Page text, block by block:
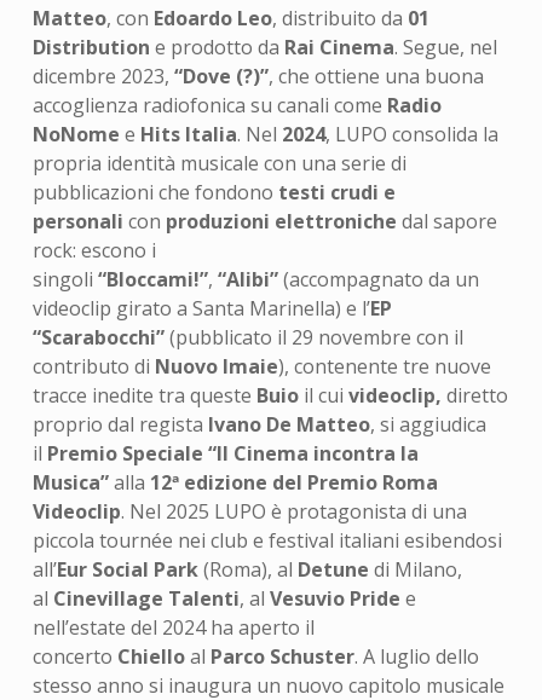
Matteo, con Edoardo Leo, distribuito da 01
Distribution e prodotto da Rai Cinema. Segue, nel
dicembre 2023, “Dove (?)”, che ottiene una buona
accoglienza radiofonica su canali come Radio
NoNome e Hits Italia. Nel 2024, LUPO consolida la
propria identità musicale con una serie di
pubblicazioni che fondono testi crudi e
personali con produzioni elettroniche dal sapore
rock: escono i
singoli “Bloccami!”, “Alibi”(accompagnato da un
videoclip girato a Santa Marinella) e l’EP
“Scarabocchi”(pubblicato il 29 novembre con il
contributo di Nuovo Imaie), contenente tre nuove
tracce inedite tra queste Buioil cui videoclip, diretto
proprio dal regista Ivano De Matteo, si aggiudica
il Premio Speciale “Il Cinema incontra la
Musica”alla 12ª edizione del Premio Roma
Videoclip. Nel 2025 LUPO è protagonista di una
piccola tournée nei club e festival italiani esibendosi
all’Eur Social Park(Roma), al Detune di Milano,
al Cinevillage Talenti, al Vesuvio Pride e
nell’estate del 2024 ha aperto il
concerto Chielloal Parco Schuster. A luglio dello
stesso anno si inaugura un nuovo capitolo musicale